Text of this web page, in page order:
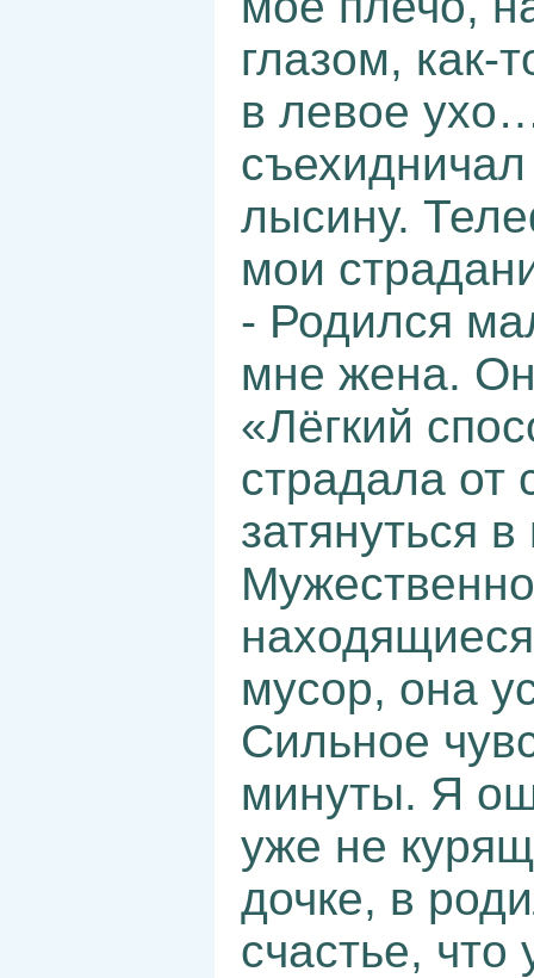
глазом, как-
в левое
лысину.
мои
- Родился
мне жена.
«Лёгкий
страдала от
затянуться
мусор, она
Сильное
минуты. Я
уже не
дочке, в
счастье, что